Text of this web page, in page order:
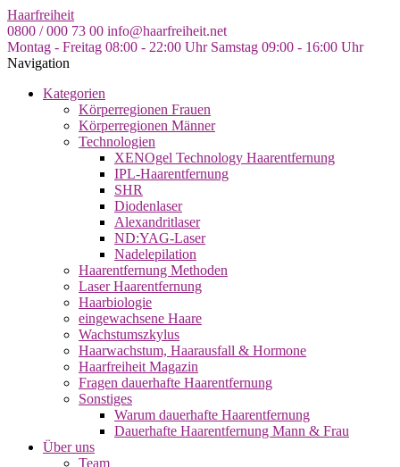
Skip
to
the
content
Haarfreiheit
0800 / 000 73 00 info@haarfreiheit.net
Montag - Freitag 08:00 - 22:00 Uhr Samstag 09:00 - 16:00 Uhr
Navigation
Kategorien
Körperregionen Frauen
Körperregionen Männer
Technologien
XENOgel Technology Haarentfernung
IPL-Haarentfernung
SHR
Diodenlaser
Alexandritlaser
ND:YAG-Laser
Nadelepilation
Haarentfernung Methoden
Laser Haarentfernung
Haarbiologie
eingewachsene Haare
Wachstumszkylus
Haarwachstum, Haarausfall & Hormone
Haarfreiheit Magazin
Fragen dauerhafte Haarentfernung
Sonstiges
Warum dauerhafte Haarentfernung
Dauerhafte Haarentfernung Mann & Frau
Über uns
Team